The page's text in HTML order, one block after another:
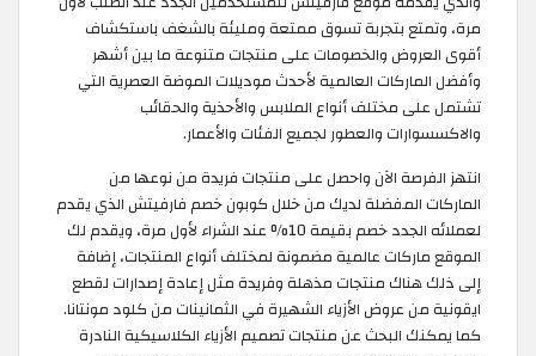
مرة، وتمتع بتجربة تسوق ممتعة ومليئة بالشغف باستكشاف
أقوى العروض والخصومات على منتجات متنوعة ما بين أشهر
وأفضل الماركات العالمية لأحدث موديلات الموضة العصرية التي
تشتمل على مختلف أنواع الملابس والأحذية والحقائب
والاكسسوارات والعطور لجميع الفئات والأعمار.
انتهز الفرصة الآن واحصل على منتجات فريدة من نوعها من
الماركات المفضلة لديك من خلال كوبون خصم فارفيتش الذي يقدم
لعملائه الجدد خصم بقيمة 10% عند الشراء لأول مرة، ويقدم لك
الموقع ماركات عالمية مضمونة لمختلف أنواع المنتجات، إضافة
إلى ذلك هناك منتجات مذهلة وفريدة مثل إعادة إصدارات لقطع
ايقونية من عروض الأزياء الشهيرة في الثمانينات من كلود مونتانا.
كما يمكنك البحث عن منتجات تصميم الأزياء الكلاسيكية النادرة